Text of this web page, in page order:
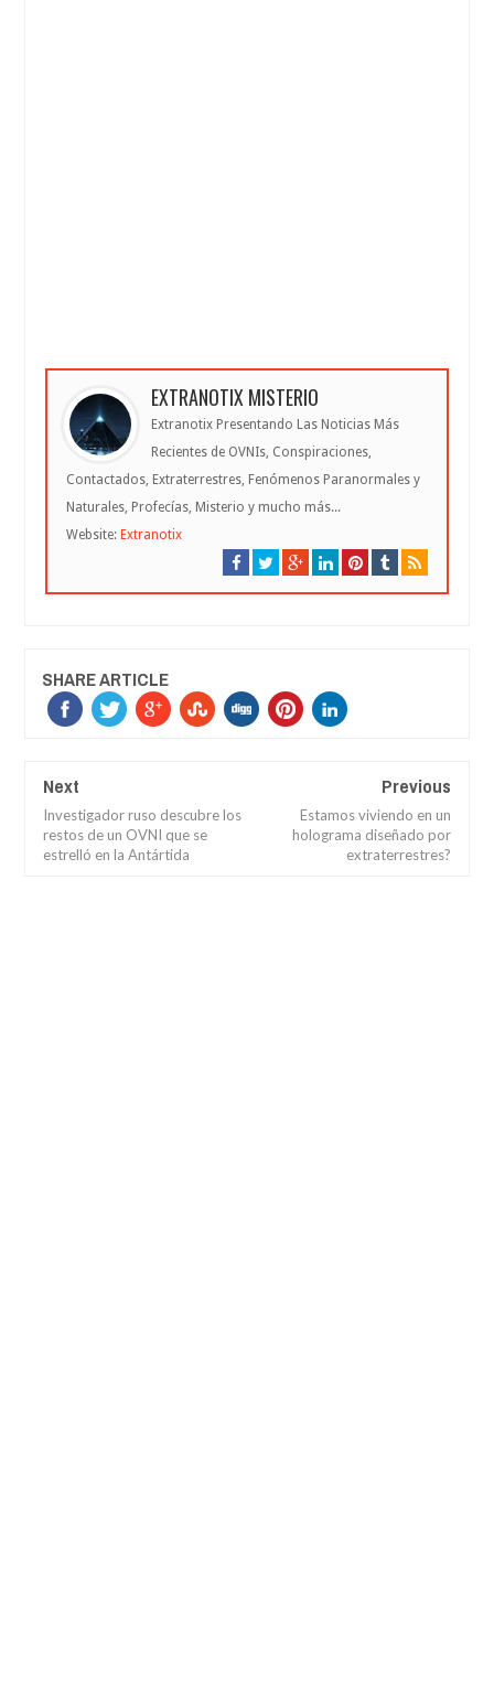
EXTRANOTIX MISTERIO
Extranotix Presentando Las Noticias Más
Recientes de OVNIs, Conspiraciones,
Contactados, Extraterrestres, Fenómenos Paranormales y
Naturales, Profecías, Misterio y mucho más...
Website: Extranotix
SHARE ARTICLE
Next
Investigador ruso descubre los
restos de un OVNI que se
estrelló en la Antártida
Previous
Estamos viviendo en un
holograma diseñado por
extraterrestres?